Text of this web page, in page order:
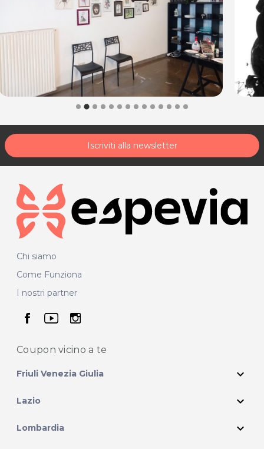
Iscriviti alla newsletter
Chi siamo
Come Funziona
I nostri partner
seguici su facebook
seguici su youtube
seguici su instagram
Coupon vicino a te
Friuli Venezia Giulia expand_more
Lazio expand_more
Lombardia expand_more